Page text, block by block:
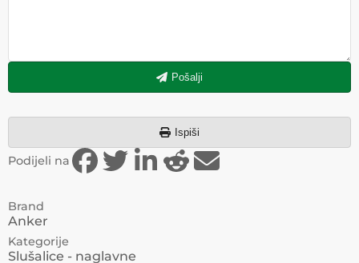
Pošalji
Ispiši
Podijeli na
Brand
Anker
Kategorije
Slušalice - naglavne